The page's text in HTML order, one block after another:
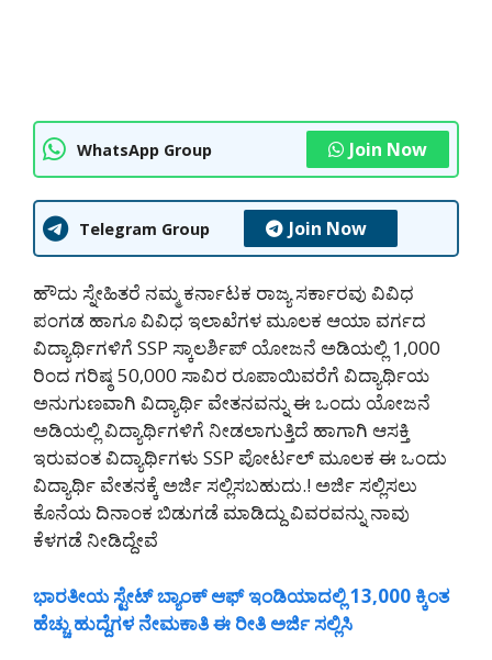
WhatsApp Group Join Now
Telegram Group Join Now
ಹೌದು ಸ್ನೇಹಿತರೆ ನಮ್ಮ ಕರ್ನಾಟಕ ರಾಜ್ಯ ಸರ್ಕಾರವು ವಿವಿಧ
ಪಂಗಡ ಹಾಗೂ ವಿವಿಧ ಇಲಾಖೆಗಳ ಮೂಲಕ ಆಯಾ ವರ್ಗದ
ವಿದ್ಯಾರ್ಥಿಗಳಿಗೆ SSP ಸ್ಕಾಲರ್ಶಿಪ್ ಯೋಜನೆ ಅಡಿಯಲ್ಲಿ 1,000
ರಿಂದ ಗರಿಷ್ಠ 50,000 ಸಾವಿರ ರೂಪಾಯಿವರೆಗೆ ವಿದ್ಯಾರ್ಥಿಯ
ಅನುಗುಣವಾಗಿ ವಿದ್ಯಾರ್ಥಿ ವೇತನವನ್ನು ಈ ಒಂದು ಯೋಜನೆ
ಅಡಿಯಲ್ಲಿ ವಿದ್ಯಾರ್ಥಿಗಳಿಗೆ ನೀಡಲಾಗುತ್ತಿದೆ ಹಾಗಾಗಿ ಆಸಕ್ತಿ
ಇರುವಂತ ವಿದ್ಯಾರ್ಥಿಗಳು SSP ಪೋರ್ಟಲ್ ಮೂಲಕ ಈ ಒಂದು
ವಿದ್ಯಾರ್ಥಿ ವೇತನಕ್ಕೆ ಅರ್ಜಿ ಸಲ್ಲಿಸಬಹುದು.! ಅರ್ಜಿ ಸಲ್ಲಿಸಲು
ಕೊನೆಯ ದಿನಾಂಕ ಬಿಡುಗಡೆ ಮಾಡಿದ್ದು ವಿವರವನ್ನು ನಾವು
ಕೆಳಗಡೆ ನೀಡಿದ್ದೇವೆ
ಭಾರತೀಯ ಸ್ಟೇಟ್ ಬ್ಯಾಂಕ್ ಆಫ್ ಇಂಡಿಯಾದಲ್ಲಿ 13,000 ಕ್ಕಿಂತ
ಹೆಚ್ಚು ಹುದ್ದೆಗಳ ನೇಮಕಾತಿ ಈ ರೀತಿ ಅರ್ಜಿ ಸಲ್ಲಿಸಿ